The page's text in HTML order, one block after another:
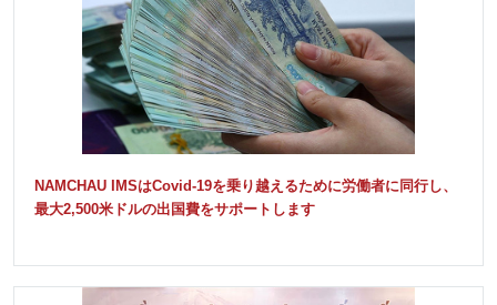
NAMCHAU IMSはCovid-19を乗り越えるために労働者に同行し、
最大2,500米ドルの出国費をサポートします